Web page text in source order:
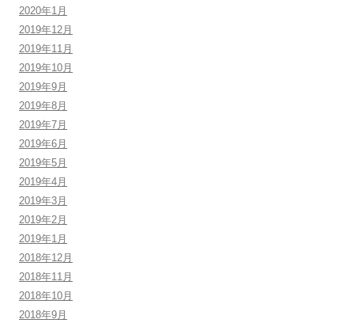
2020年1月
2019年12月
2019年11月
2019年10月
2019年9月
2019年8月
2019年7月
2019年6月
2019年5月
2019年4月
2019年3月
2019年2月
2019年1月
2018年12月
2018年11月
2018年10月
2018年9月